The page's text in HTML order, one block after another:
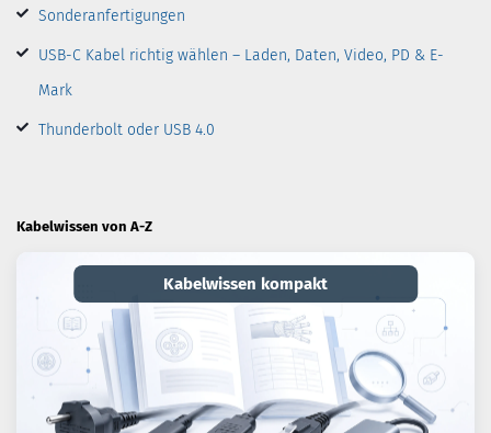
Sonderanfertigungen
USB-C Kabel richtig wählen – Laden, Daten, Video, PD & E-
Mark
Thunderbolt oder USB 4.0
Kabelwissen von A-Z
Kabelwissen kompakt